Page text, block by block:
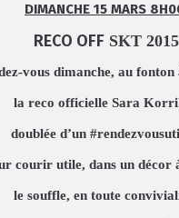
DIMANCHE 15 MARS
RECO OFF SKT 2015
vous dimanche, au fonton
la reco officielle Sara
doublée d’un
courir utile, dans un décor
le souffle, en toute